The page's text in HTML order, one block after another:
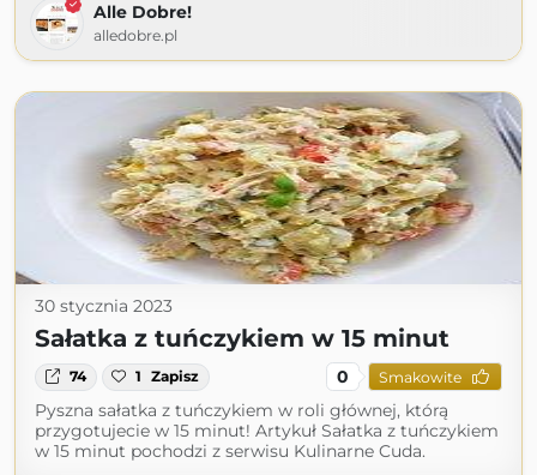
Alle Dobre!
alledobre.pl
30 stycznia 2023
Sałatka z tuńczykiem w 15 minut
74 1 Zapisz 0 Smakowite
Pyszna sałatka z tuńczykiem w roli głównej, którą
przygotujecie w 15 minut! Artykuł Sałatka z tuńczykiem
w 15 minut pochodzi z serwisu Kulinarne Cuda.